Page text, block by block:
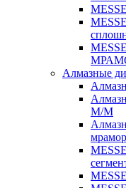
Алмазные
M/M